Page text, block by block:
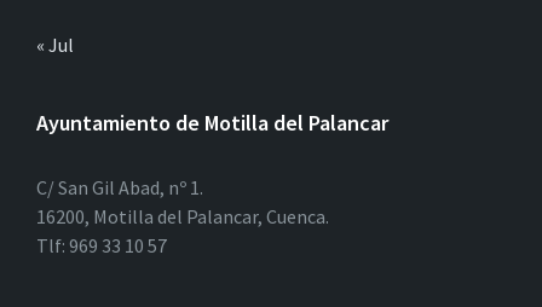
« Jul
Ayuntamiento de Motilla del Palancar
C/ San Gil Abad, nº 1.
16200, Motilla del Palancar, Cuenca.
Tlf: 969 33 10 57